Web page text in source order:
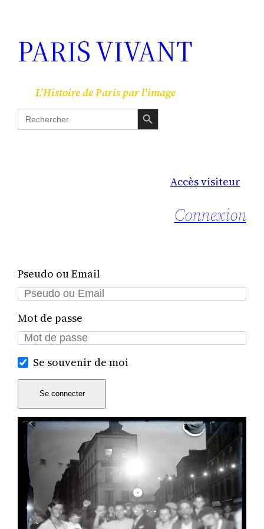
PARIS VIVANT
L'Histoire de Paris par l'image
Search
for:
Search Button
Accès visiteur
Connexion
Pseudo ou Email
Mot de passe
Se souvenir de moi